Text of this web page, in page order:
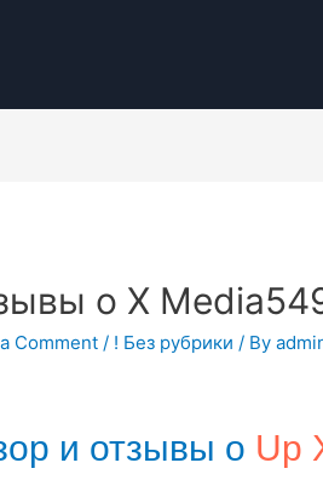
о X
Comment / ! Без рубрики / By
и отзывы о Up